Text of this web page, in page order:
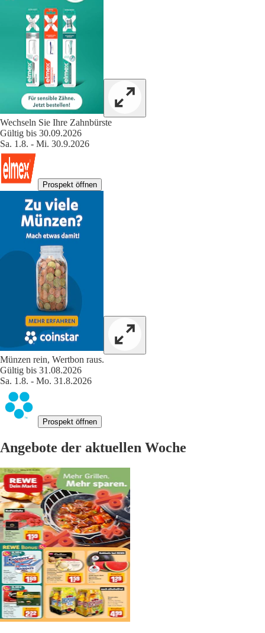
Wechseln Sie Ihre Zahnbürste
Gültig bis 30.09.2026
Sa. 1.8. - Mi. 30.9.2026
Prospekt öffnen
Münzen rein, Wertbon raus.
Gültig bis 31.08.2026
Sa. 1.8. - Mo. 31.8.2026
Prospekt öffnen
Angebote der aktuellen Woche